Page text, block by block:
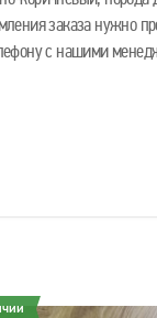
заказа нужно
с нашими